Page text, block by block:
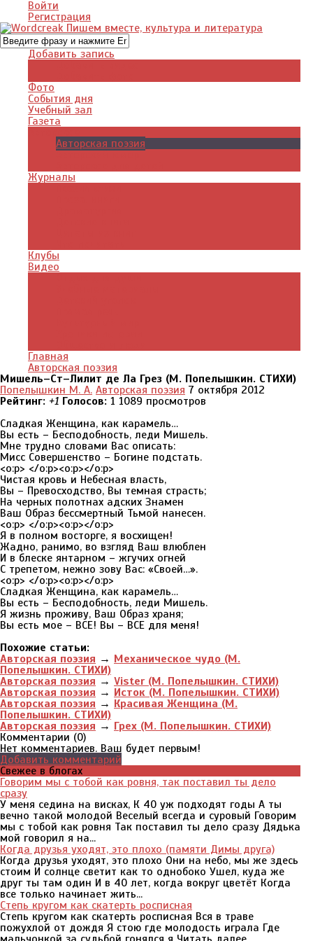
Войти
Регистрация
Добавить запись
Фото
События дня
Учебный зал
Газета
Авторская поэзия
Авторский юмор
Журналы
Клубы
Видео
Главная
Авторская поэзия
Мишель–Ст–Лилит де Ла Грез (М. Попелышкин. СТИХИ)
Попелышкин М. А. Авторская поэзия 7 октября 2012
Рейтинг: +1 Голосов: 1 1089 просмотров
Сладкая Женщина, как карамель…
Вы есть – Бесподобность, леди Мишель.
Мне трудно словами Вас описать:
Мисс Совершенство – Богине подстать.
<o:p> </o:p><o:p></o:p>
Чистая кровь и Небесная власть,
Вы – Превосходство, Вы темная страсть;
На черных полотнах адских Знамен
Ваш Образ бессмертный Тьмой нанесен.
<o:p> </o:p><o:p></o:p>
Я в полном восторге, я восхищен!
Жадно, ранимо, во взгляд Ваш влюблен
И в блеске янтарном – жгучих огней
С трепетом, нежно зову Вас: «Своей…».
<o:p> </o:p><o:p></o:p>
Сладкая Женщина, как карамель…
Вы есть – Бесподобность, леди Мишель.
Я жизнь проживу, Ваш Образ храня;
Вы есть мое – ВСЕ! Вы – ВСЕ для меня!
Похожие статьи:
Авторская поэзия → Механическое чудо (М.
Попелышкин. СТИХИ)
Авторская поэзия → Vister (М. Попелышкин. СТИХИ)
Авторская поэзия → Исток (М. Попелышкин. СТИХИ)
Авторская поэзия → Красивая Женщина (М.
Попелышкин. СТИХИ)
Авторская поэзия → Грех (М. Попелышкин. СТИХИ)
Комментарии (0)
Нет комментариев. Ваш будет первым!
Добавить комментарий
Свежее в блогах
Говорим мы с тобой как ровня, так поставил ты дело
сразу
У меня седина на висках, К 40 уж подходят годы А ты
вечно такой молодой Веселый всегда и суровый Говорим
мы с тобой как ровня Так поставил ты дело сразу Дядька
мой говорил я на...
Когда друзья уходят, это плохо (памяти Димы друга)
Когда друзья уходят, это плохо Они на небо, мы же здесь
стоим И солнце светит как то однобоко Ушел, куда же
друг ты там один И в 40 лет, когда вокруг цветёт Когда
все только начинает жить...
Степь кругом как скатерть росписная
Степь кругом как скатерть росписная Вся в траве
пожухлой от дождя Я стою где молодость играла Где